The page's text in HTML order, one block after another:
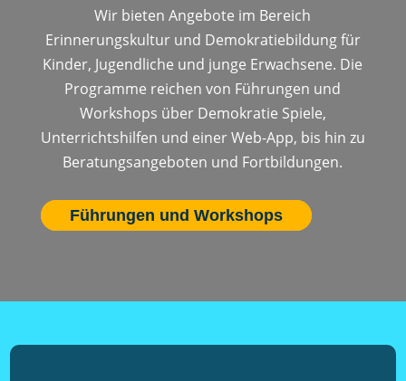
Wir bieten Angebote im Bereich
Erinnerungskultur und Demokratiebildung für
Kinder, Jugendliche und junge Erwachsene. Die
Programme reichen von Führungen und
Workshops über Demokratie Spiele,
Unterrichtshilfen und einer Web-App, bis hin zu
Beratungsangeboten und Fortbildungen.
Führungen und Workshops